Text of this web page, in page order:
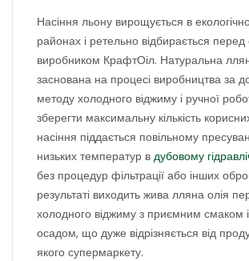
Насіння льону вирощується в
районах і ретельно відбирається
виробником КрафтОіл. Натуральна
заснована на процесі виробництва за
методу холодного віджиму і ручної
зберегти максимальну кількість
насіння піддається повільному
низьких температур в дубовому
без процедур фільтрації або інших
результаті виходить жива лляна олія
холодного віджиму з приємним смаком
осадом, що дуже відрізняється від
якого супермаркету.